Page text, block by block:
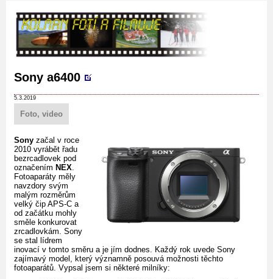
Sony a6400
5.3.2019
Foto, video
Sony začal v roce
2010 vyrábět řadu
bezrcadlovek pod
označením NEX
Fotoaparáty měly
navzdory svým
malým rozměrům
velký čip APS-C a
od začátku mohly
směle konkurovat
zrcadlovkám. Sony
se stal lídrem
inovací v tomto směru a je jím dodnes. Každý rok uvede Sony
zajímavý model, který významně posouvá možnosti těchto
fotoaparátů. Vypsal jsem si některé milníky: